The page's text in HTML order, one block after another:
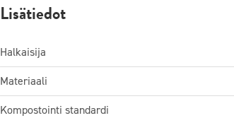
Lisätiedot
Halkaisija
Materiaali
Kompostointi standardi